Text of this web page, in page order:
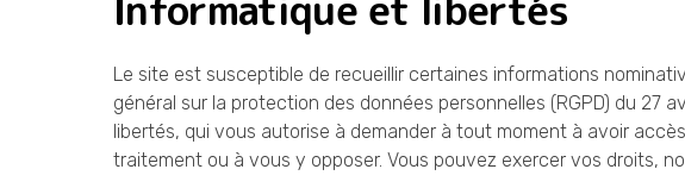
Le site est susceptible de recueillir certaines informations
général sur la protection des données personnelles (RGPD) du 27
libertés, qui vous autorise à demander à tout moment à avoir
traitement ou à vous y opposer. Vous pouvez exercer vos droits,